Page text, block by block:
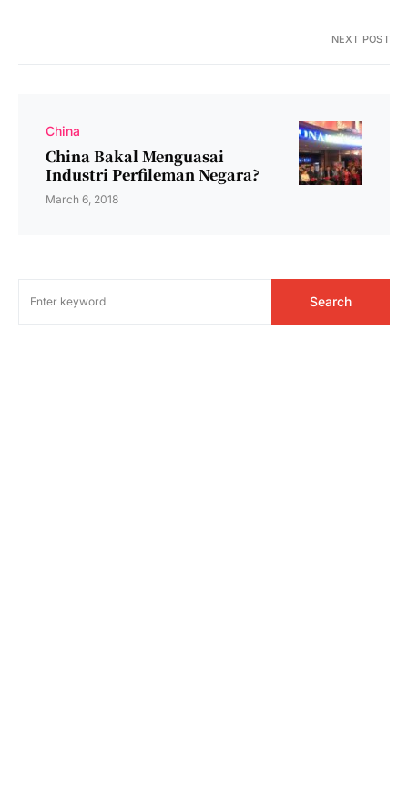
NEXT POST
China
China Bakal Menguasai
Industri Perfileman Negara?
March 6, 2018
Search